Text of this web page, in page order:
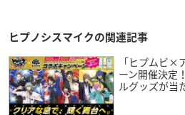
ヒプノシスマイクの関連記事
「ヒプムビ×
ーン開催決定
ルグッズが当